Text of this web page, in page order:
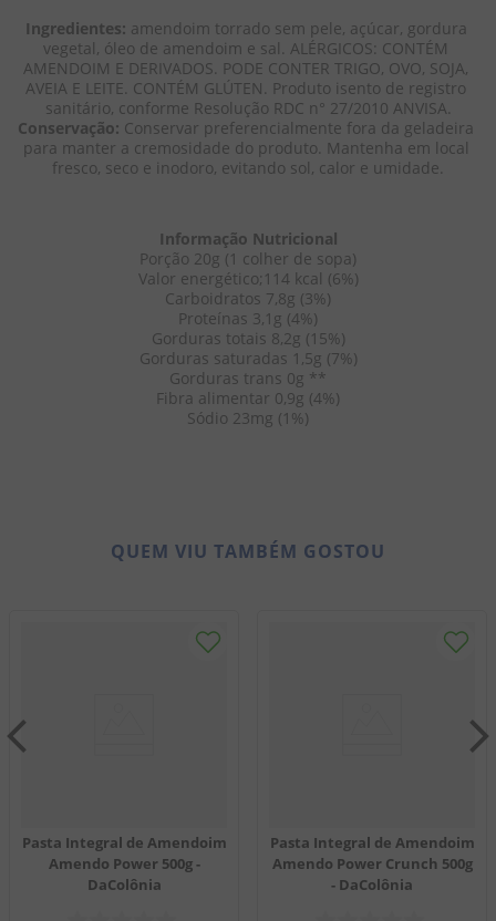
Ingredientes: amendoim torrado sem pele, açúcar, gordura
vegetal, óleo de amendoim e sal. ALÉRGICOS: CONTÉM
AMENDOIM E DERIVADOS. PODE CONTER TRIGO, OVO, SOJA,
AVEIA E LEITE. CONTÉM GLÚTEN. Produto isento de registro
sanitário, conforme Resolução RDC n° 27/2010 ANVISA.
Conservação: Conservar preferencialmente fora da geladeira
para manter a cremosidade do produto. Mantenha em local
fresco, seco e inodoro, evitando sol, calor e umidade.
Informação Nutricional
Porção 20g (1 colher de sopa)
Valor energético;114 kcal (6%)
Carboidratos 7,8g (3%)
Proteínas 3,1g (4%)
Gorduras totais 8,2g (15%)
Gorduras saturadas 1,5g (7%)
Gorduras trans 0g **
Fibra alimentar 0,9g (4%)
Sódio 23mg (1%)
QUEM VIU TAMBÉM GOSTOU
Pasta Integral de Amendoim
Amendo Power 500g -
DaColônia
Pasta Integral de Amendoim
Amendo Power Crunch 500g
- DaColônia